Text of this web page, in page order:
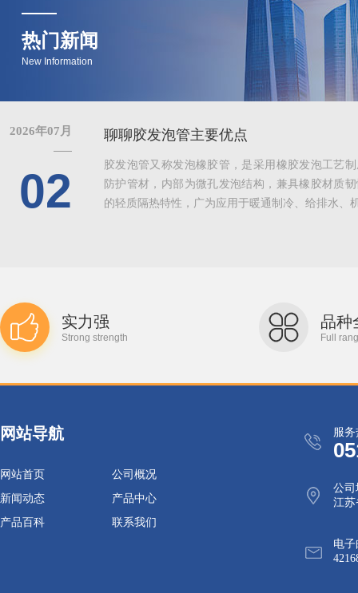
热门新闻
New Information
2026年07月
02
聊聊胶发泡管主要优点
胶发泡管又称发泡橡胶管，是采用橡胶发泡工艺
防护管材，内部为微孔发泡结构，兼具橡胶材质
的轻质隔热特性，广为应用于暖通制冷、给排水、
实力强
Strong strength
品种
Full
网站导航
网站首页
公司概况
新闻动态
产品中心
产品百科
联系我们
服
公司
江苏
电